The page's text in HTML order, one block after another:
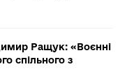
Ращук: «Воєнні
спільного з